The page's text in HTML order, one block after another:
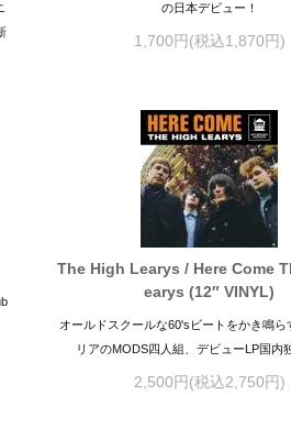
の日本デビュー！
1,700円(税込1,870円)
The High Learys / Here Come
earys (12″ VINYL)
オールドスクールな60'sビートをかき鳴ら
リアのMODS四人組、デビューLP国内
2,500円(税込2,750円)